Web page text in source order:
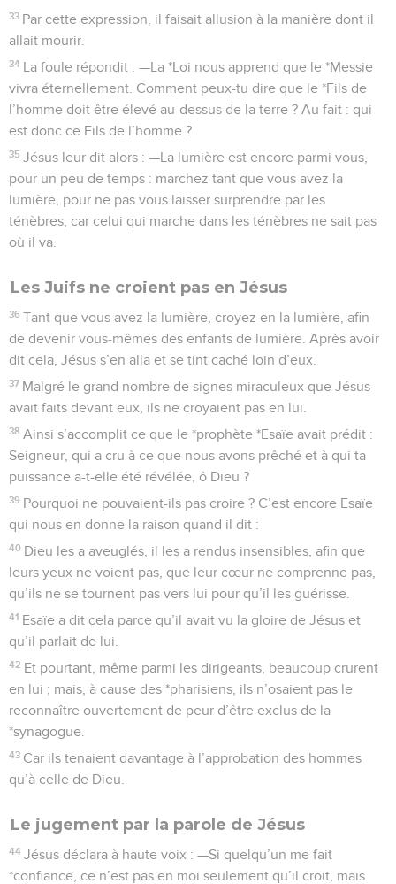
33 Par cette expression, il faisait allusion à la manière dont il
allait mourir.
34 La foule répondit : —La *Loi nous apprend que le *Messie
vivra éternellement. Comment peux-tu dire que le *Fils de
l’homme doit être élevé au-dessus de la terre ? Au fait : qui
est donc ce Fils de l’homme ?
35 Jésus leur dit alors : —La lumière est encore parmi vous,
pour un peu de temps : marchez tant que vous avez la
lumière, pour ne pas vous laisser surprendre par les
ténèbres, car celui qui marche dans les ténèbres ne sait pas
où il va.
Les Juifs ne croient pas en Jésus
36 Tant que vous avez la lumière, croyez en la lumière, afin
de devenir vous-mêmes des enfants de lumière. Après avoir
dit cela, Jésus s’en alla et se tint caché loin d’eux.
37 Malgré le grand nombre de signes miraculeux que Jésus
avait faits devant eux, ils ne croyaient pas en lui.
38 Ainsi s’accomplit ce que le *prophète *Esaïe avait prédit :
Seigneur, qui a cru à ce que nous avons prêché et à qui ta
puissance a-t-elle été révélée, ô Dieu ?
39 Pourquoi ne pouvaient-ils pas croire ? C’est encore Esaïe
qui nous en donne la raison quand il dit :
40 Dieu les a aveuglés, il les a rendus insensibles, afin que
leurs yeux ne voient pas, que leur cœur ne comprenne pas,
qu’ils ne se tournent pas vers lui pour qu’il les guérisse.
41 Esaïe a dit cela parce qu’il avait vu la gloire de Jésus et
qu’il parlait de lui.
42 Et pourtant, même parmi les dirigeants, beaucoup crurent
en lui ; mais, à cause des *pharisiens, ils n’osaient pas le
reconnaître ouvertement de peur d’être exclus de la
*synagogue.
43 Car ils tenaient davantage à l’approbation des hommes
qu’à celle de Dieu.
Le jugement par la parole de Jésus
44 Jésus déclara à haute voix : —Si quelqu’un me fait
*confiance, ce n’est pas en moi seulement qu’il croit, mais